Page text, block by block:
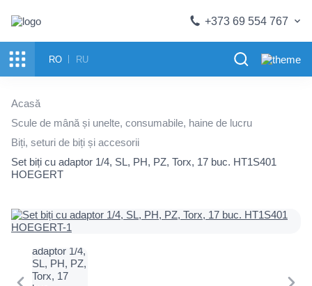
+373 69 554 767
RO RU
Acasă
Scule de mână și unelte, consumabile, haine de lucru
Biți, seturi de biți și accesorii
Set biți cu adaptor 1/4, SL, PH, PZ, Torx, 17 buc. HT1S401
HOEGERT